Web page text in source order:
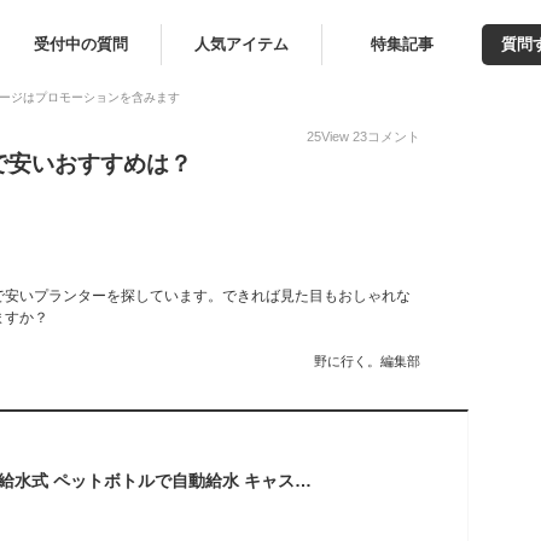
受付中の質問 人気アイテム 特集記事 質問
ジはプロモーションを含みます
25View 23コメント
いおすすめは？
いプランターを探しています。できれば見た目もおしゃれな
か？
野に行く。編集部
ベストコ プランター 給水式 ペットボトルで自動給水 キャスター付 日本製 650型 グレー MA-4206